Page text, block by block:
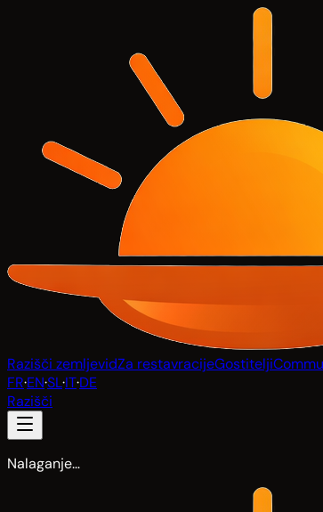
Razišči zemljevidZa restavracijeGostitelji
FR·EN·SL·IT·DE
Razišči
Nalaganje…